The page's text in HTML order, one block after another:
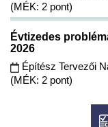
(MÉK: 2 pont)
Évtizedes
2026
Építész Tervezői
(MÉK: 2 pont)